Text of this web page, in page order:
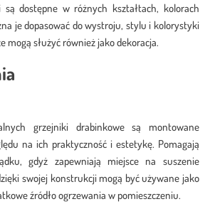
są dostępne w różnych kształtach, kolorach
je dopasować do wystroju, stylu i kolorystyki
mogą służyć również jako dekoracja.
grzejniki drabinkowe są montowane
na ich praktyczność i estetykę. Pomagają
gdyż zapewniają miejsce na suszenie
swojej konstrukcji mogą być używane jako
źródło ogrzewania w pomieszczeniu.